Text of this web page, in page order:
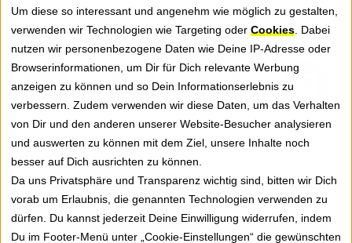
Um diese so interessant und angenehm wie möglich zu gestalten,
verwenden wir Technologien wie Targeting oder Cookies . Dabei
nutzen wir personenbezogene Daten wie Deine IP-Adresse oder
Browserinformationen, um Dir für Dich relevante Werbung
anzeigen zu können und so Dein Informationserlebnis zu
verbessern. Zudem verwenden wir diese Daten, um das Verhalten
von Dir und den anderen unserer Website-Besucher analysieren
und auswerten zu können mit dem Ziel, unsere Inhalte noch
besser auf Dich ausrichten zu können.
Da uns Privatsphäre und Transparenz wichtig sind, bitten wir Dich
vorab um Erlaubnis, die genannten Technologien verwenden zu
dürfen. Du kannst jederzeit Deine Einwilligung widerrufen, indem
Du im Footer-Menü unter „Cookie-Einstellungen“ die gewünschten
FOLGE UNS
NEWSLETTER
Erhalte Tipps, News und Praxiswissen rund um
GREYHOUND Software für besseren Kundenservice.
Jetzt anmelden